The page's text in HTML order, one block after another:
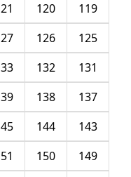
119
120
125
126
131
132
137
138
143
144
149
150